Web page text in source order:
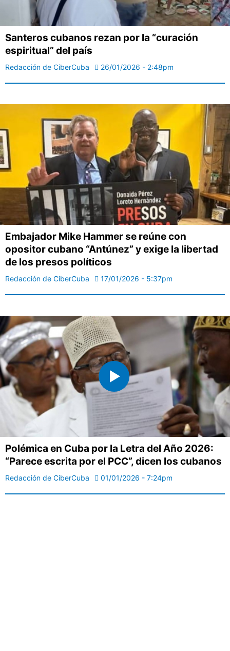
Santeros cubanos rezan por la “curación
espiritual” del país
Redacción de CiberCuba 26/01/2026 - 2:48pm
Embajador Mike Hammer se reúne con
opositor cubano “Antúnez” y exige la libertad
de los presos políticos
Redacción de CiberCuba 17/01/2026 - 5:37pm
Polémica en Cuba por la Letra del Año 2026:
“Parece escrita por el PCC”, dicen los cubanos
Redacción de CiberCuba 01/01/2026 - 7:24pm